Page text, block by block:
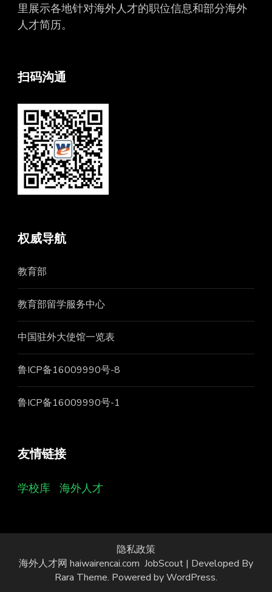
里展示各地针对海外人才的职位信息和部分海外
人才简历。
扫码沟通
权威导航
教育部
教育部留学服务中心
中国驻外大使馆一览表
鲁ICP备16009990号-8
鲁ICP备16009990号-1
友情链接
学校库 海外人才
隐私政策
海外人才网 haiwairencai.com JobScout | Developed By
Rara Theme. Powered byWordPress.